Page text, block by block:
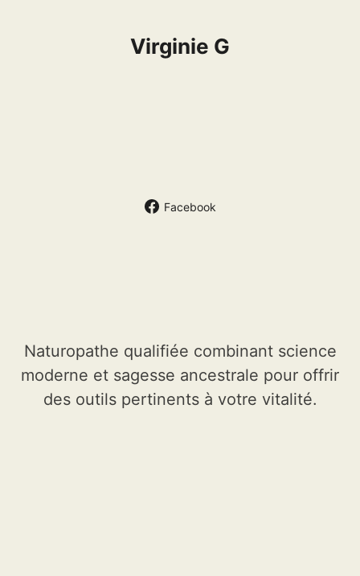
Virginie G
Facebook
Naturopathe qualifiée combinant science
moderne et sagesse ancestrale pour offrir
des outils pertinents à votre vitalité.